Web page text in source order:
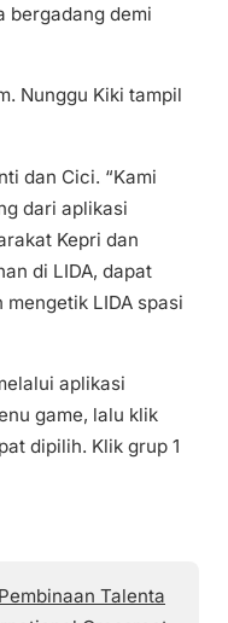
bergadang demi
Nunggu Kiki tampil
dan Cici. “Kami
dari aplikasi
Kepri dan
di LIDA, dapat
LIDA spasi
aplikasi
game, lalu klik
dipilih. Klik grup 1
Talenta